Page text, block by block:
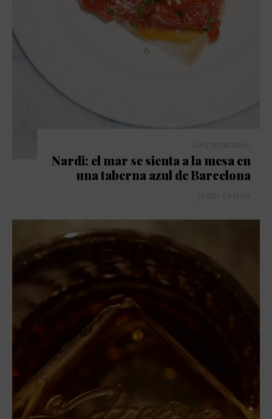
GASTRONOMÍA
Nardi: el mar se sienta a la mesa en
una taberna azul de Barcelona
JORDI CAMPO